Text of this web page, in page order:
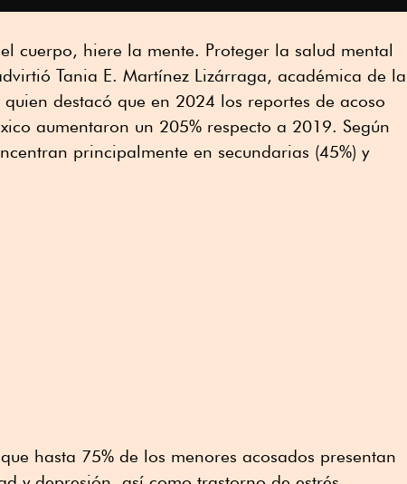
cuerpo, hiere la mente. Proteger la salud mental
Tania E. Martínez Lizárraga, académica de la
destacó que en 2024 los reportes de acoso
aumentaron un 205% respecto a 2019. Según
principalmente en secundarias (45%) y
hasta 75% de los menores acosados presentan